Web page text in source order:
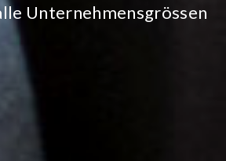
Unternehmensgrössen